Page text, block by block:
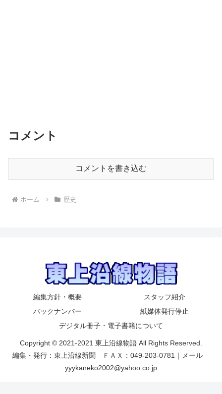
コメント
コメントを書き込む
ホーム 歴史
編集方針・概要
スタッフ紹介
バックナンバー
紙媒体発行停止
デジタル冊子・電子書籍について
Copyright © 2021-2021 東上沿線物語 All Rights Reserved.
編集・発行：東上沿線新聞 ＦＡＸ：049-203-0781｜メール
yyykaneko2002@yahoo.co.jp